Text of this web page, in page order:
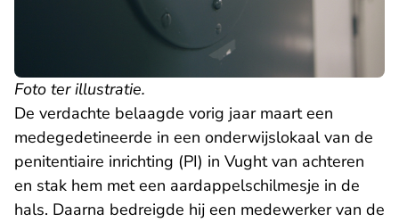
Foto ter illustratie.
De verdachte belaagde vorig jaar maart een
medegedetineerde in een onderwijslokaal van de
penitentiaire inrichting (PI) in Vught van achteren
en stak hem met een aardappelschilmesje in de
hals. Daarna bedreigde hij een medewerker van de